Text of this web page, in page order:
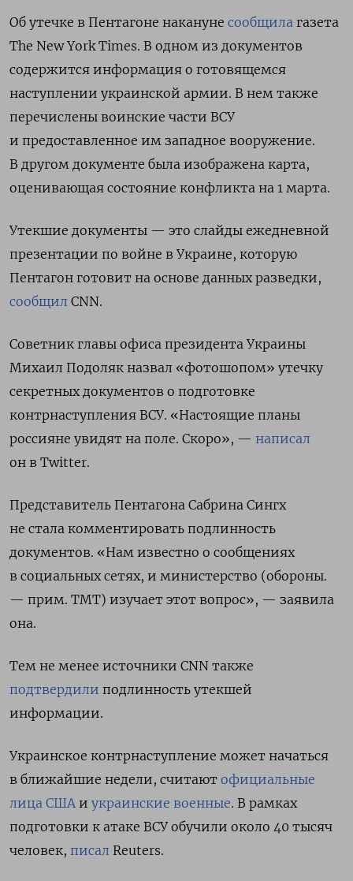
Об утечке в Пентагоне накануне сообщила газета
The New York Times. В одном из документов
содержится информация о готовящемся
наступлении украинской армии. В нем также
перечислены воинские части ВСУ
и предоставленное им западное вооружение.
В другом документе была изображена карта,
оценивающая состояние конфликта на 1 марта.
Утекшие документы — это слайды ежедневной
презентации по войне в Украине, которую
Пентагон готовит на основе данных разведки,
сообщил CNN.
Советник главы офиса президента Украины
Михаил Подоляк назвал «фотошопом» утечку
секретных документов о подготовке
контрнаступления ВСУ. «Настоящие планы
россияне увидят на поле. Скоро», — написал
он в Twitter.
Представитель Пентагона Сабрина Сингх
не стала комментировать подлинность
документов. «Нам известно о сообщениях
в социальных сетях, и министерство (обороны.
— прим. TMT) изучает этот вопрос», — заявила
она.
Тем не менее источники CNN также
подтвердили подлинность утекшей
информации.
Украинское контрнаступление может начаться
в ближайшие недели, считают официальные
лица США и украинские военные. В рамках
подготовки к атаке ВСУ обучили около 40 тысяч
человек, писал Reuters.